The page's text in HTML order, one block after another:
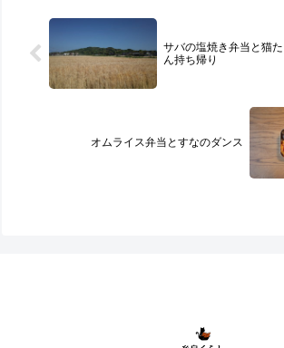
サバの塩焼き弁当と猫
ん持ち帰り
オムライス弁当とすなのダンス